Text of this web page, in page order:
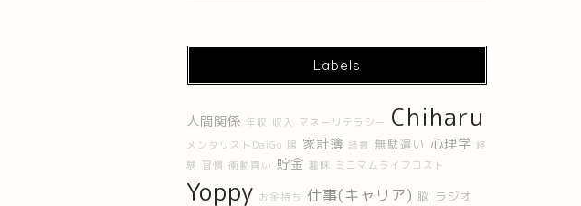
Labels
人間関係 年収 収入 マネーリテラシー Chiharu
メンタリストDaiGo 腸 家計簿 読書 無駄遣い 心理学 経
験 習慣 衝動買い 貯金 趣味 ミニマムライフコスト
Yoppy お金持ち 仕事(キャリア) 脳 ラジオ